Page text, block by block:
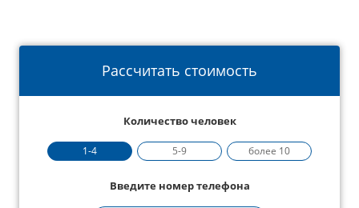
Рассчитать стоимость
Количество человек
1-4 5-9 более 10
Введите номер телефона